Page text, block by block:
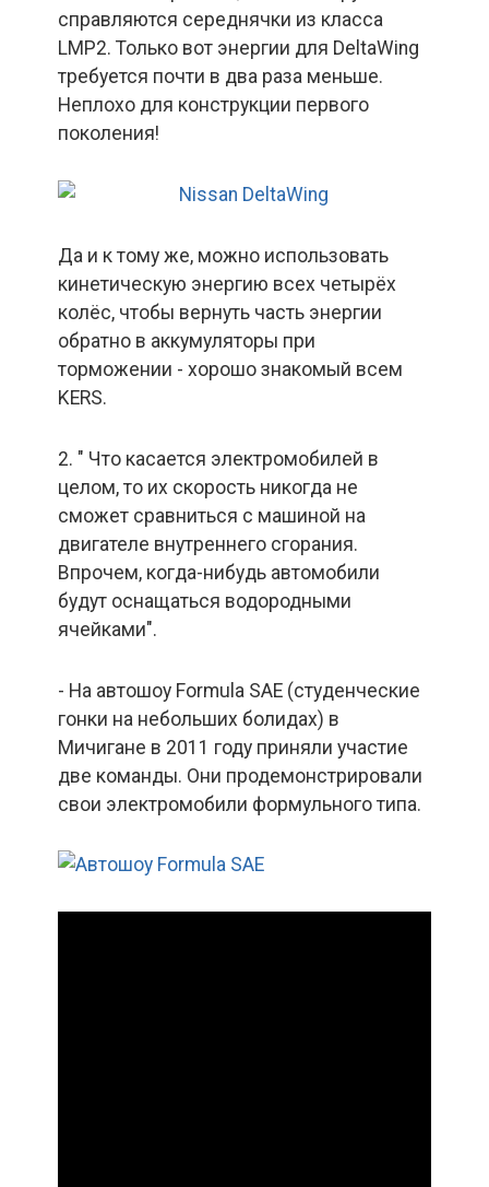
справляются середнячки из класса
LMP2. Только вот энергии для DeltaWing
требуется почти в два раза меньше.
Неплохо для конструкции первого
поколения!
Да и к тому же, можно использовать
кинетическую энергию всех четырёх
колёс, чтобы вернуть часть энергии
обратно в аккумуляторы при
торможении - хорошо знакомый всем
KERS.
2. " Что касается электромобилей в
целом, то их скорость никогда не
сможет сравниться с машиной на
двигателе внутреннего сгорания.
Впрочем, когда-нибудь автомобили
будут оснащаться водородными
ячейками".
- На автошоу Formula SAE (студенческие
гонки на небольших болидах) в
Мичигане в 2011 году приняли участие
две команды. Они продемонстрировали
свои электромобили формульного типа.